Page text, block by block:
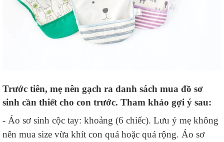
Trước tiên, mẹ nên gạch ra danh sách mua đồ sơ
sinh cần thiết cho con trước. Tham khảo gợi ý sau:
- Áo sơ sinh cộc tay: khoảng (6 chiếc). Lưu ý mẹ không
nên mua size vừa khít con quá hoặc quá rộng. Áo sơ